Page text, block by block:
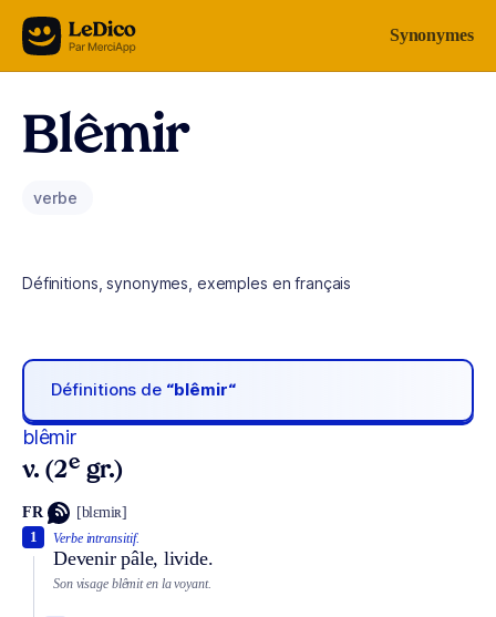
Aller au contenu Synonymes
Blêmir
verbe
Définitions, synonymes, exemples en français
Définitions de “blêmir“
blêmir
v. (2e gr.)
FR [blɛmiʀ]
Verbe intransitif.
Devenir pâle, livide.
1
Son visage blêmit en la voyant.